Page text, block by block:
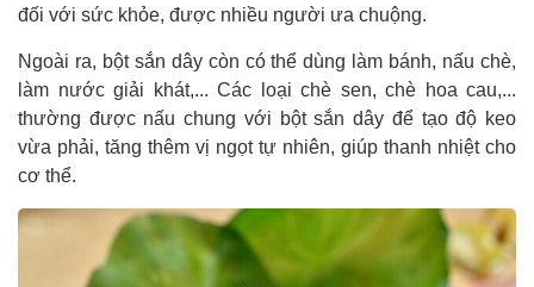
đối với sức khỏe, được nhiều người ưa chuộng.
Ngoài ra, bột sắn dây còn có thể dùng làm bánh, nấu chè,
làm nước giải khát,... Các loại chè sen, chè hoa cau,...
thường được nấu chung với bột sắn dây để tạo độ keo
vừa phải, tăng thêm vị ngọt tự nhiên, giúp thanh nhiệt cho
cơ thể.